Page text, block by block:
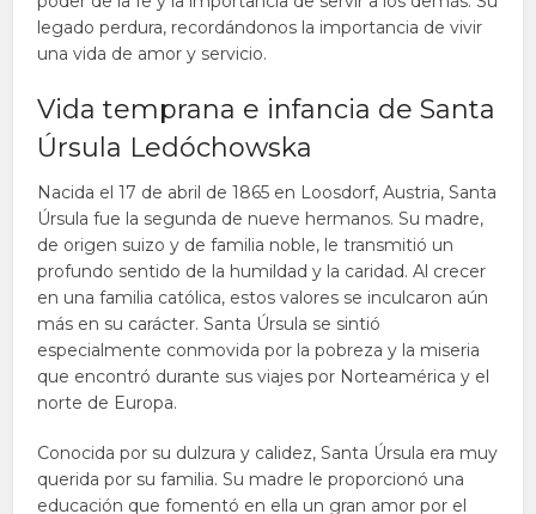
legado perdura, recordándonos la importancia de vivir
una vida de amor y servicio.
Vida temprana e infancia de Santa
Úrsula Ledóchowska
Nacida el 17 de abril de 1865 en Loosdorf, Austria, Santa
Úrsula fue la segunda de nueve hermanos. Su madre,
de origen suizo y de familia noble, le transmitió un
profundo sentido de la humildad y la caridad. Al crecer
en una familia católica, estos valores se inculcaron aún
más en su carácter. Santa Úrsula se sintió
especialmente conmovida por la pobreza y la miseria
que encontró durante sus viajes por Norteamérica y el
norte de Europa.
Conocida por su dulzura y calidez, Santa Úrsula era muy
querida por su familia. Su madre le proporcionó una
educación que fomentó en ella un gran amor por el